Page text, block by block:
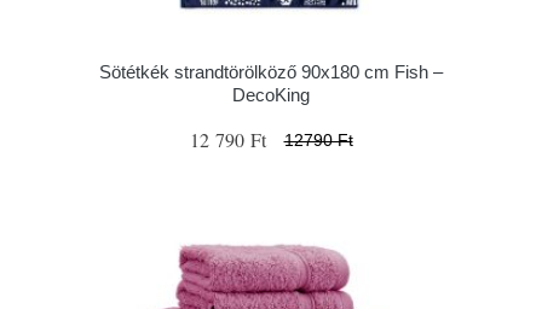
Sötétkék strandtörölköző 90x180 cm Fish –
DecoKing
12 790 Ft 12790 Ft